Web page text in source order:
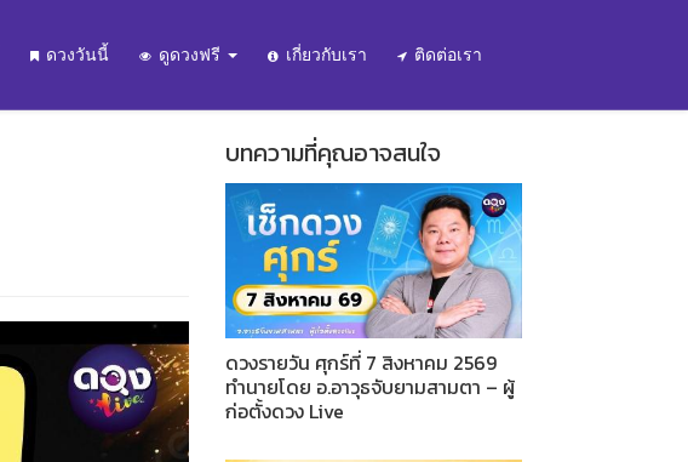
ดวงวันนี้ ดูดวงฟรี เกี่ยวกับเรา ติดต่อเรา
บทความที่คุณอาจสนใจ
ดวงรายวัน ศุกร์ที่ 7 สิงหาคม 2569
ทำนายโดย อ.อาวุธจับยามสามตา – ผู้
ก่อตั้งดวง Live